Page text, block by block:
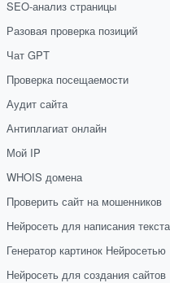
SEO-анализ страницы
Разовая проверка позиций
Чат GPT
Проверка посещаемости
Аудит сайта
Антиплагиат онлайн
Мой IP
WHOIS домена
Проверить сайт на мошенников
Нейросеть для написания текста
Генератор картинок Нейросетью
Нейросеть для создания сайтов